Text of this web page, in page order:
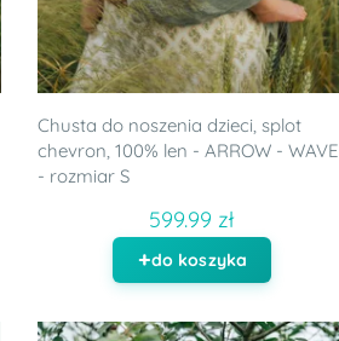
Chusta do noszenia dzieci, splot
chevron, 100% len - ARROW - WAVE
- rozmiar S
599.99 zł
do koszyka